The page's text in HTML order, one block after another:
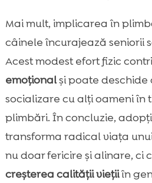
Mai mult, implicarea în
câinele încurajează seniorii
Acest modest efort fizic
emoționalși poate deschide
socializare cu alți oameni în
plimbări. În concluzie,
transforma radical viața
nu doar fericire și alinare, ci
creșterea calității viețiiîn